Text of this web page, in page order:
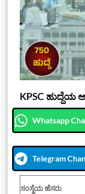
KPSC ಹುದ್ದೆಯ
Whatsapp
Telegram
ಸಂಸ್ಥೆಯ ಹೆಸರು